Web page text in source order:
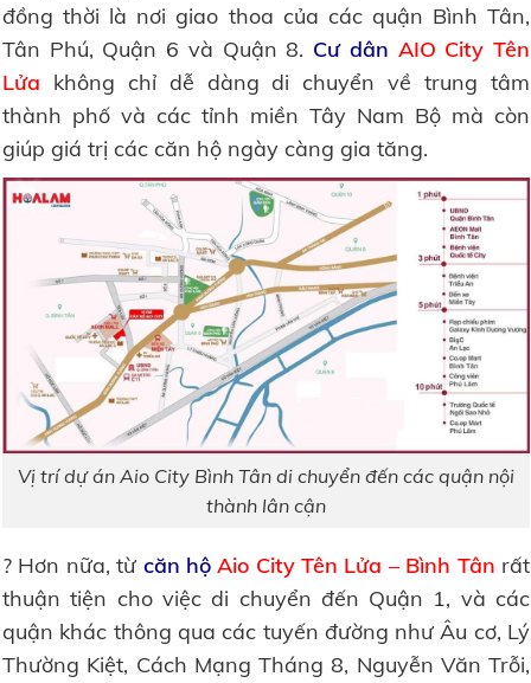
đồng thời là nơi giao thoa của các quận Bình Tân,
Tân Phú, Quận 6 và Quận 8. Cư dân AIO City Tên
Lửa không chỉ dễ dàng di chuyển về trung tâm
thành phố và các tỉnh miền Tây Nam Bộ mà còn
giúp giá trị các căn hộ ngày càng gia tăng.
Vị trí dự án Aio City Bình Tân di chuyển đến các quận nội
thành lân cận
? Hơn nữa, từ căn hộAio City Tên Lửa – Bình Tân rất
thuận tiện cho việc di chuyển đến Quận 1, và các
quận khác thông qua các tuyến đường như Âu cơ, Lý
Thường Kiệt, Cách Mạng Tháng 8, Nguyễn Văn Trỗi,